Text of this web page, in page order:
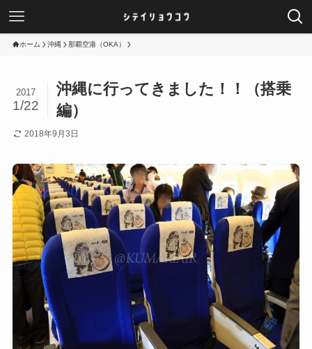
ホーム 沖縄 那覇空港（OKA）
沖縄に行ってきました！！（搭乗
編）
2017
1/22
2018年9月3日